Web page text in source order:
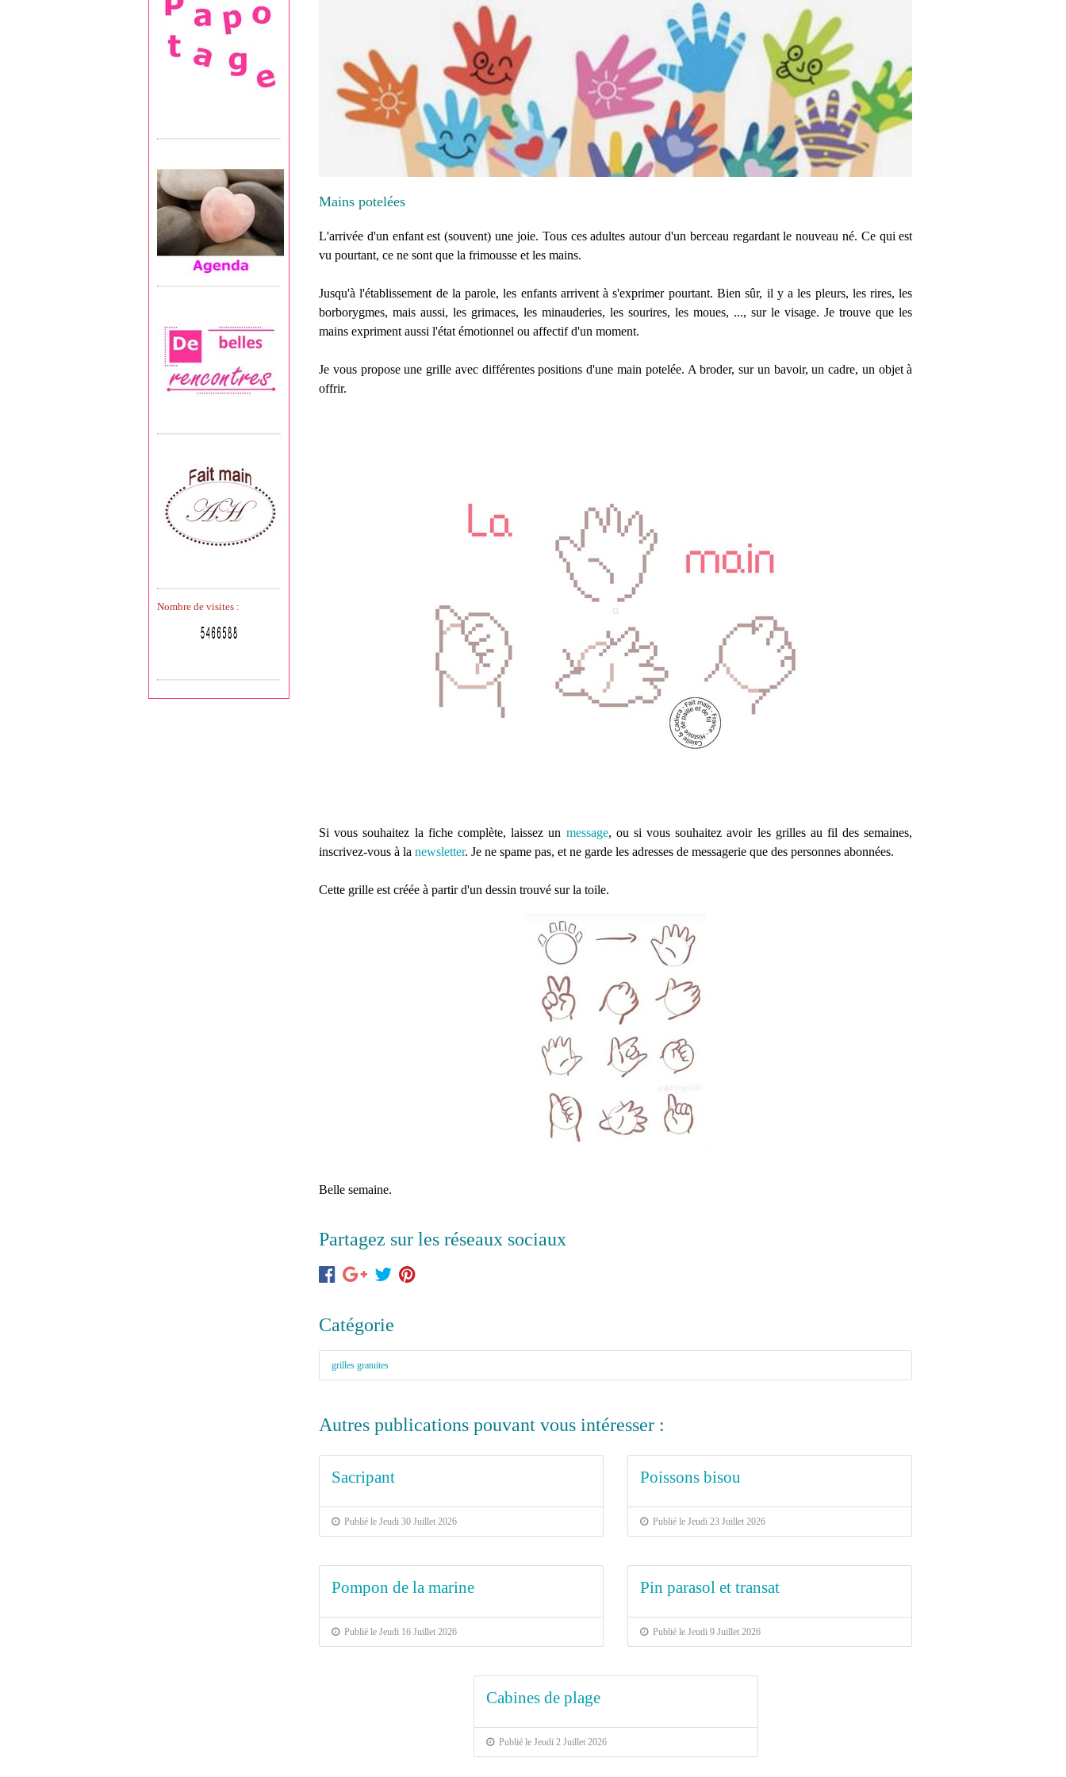
Nombre de visites :
Mains potelées
L'arrivée d'un enfant est (souvent) une joie. Tous ces adultes autour d'un berceau regardant le nouveau né. Ce qui est
vu pourtant, ce ne sont que la frimousse et les mains.
Jusqu'à l'établissement de la parole, les enfants arrivent à s'exprimer pourtant. Bien sûr, il y a les pleurs, les rires, les
borborygmes, mais aussi, les grimaces, les minauderies, les sourires, les moues, ..., sur le visage. Je trouve que les
mains expriment aussi l'état émotionnel ou affectif d'un moment.
Je vous propose une grille avec différentes positions d'une main potelée. A broder, sur un bavoir, un cadre, un objet à
offrir.
Si vous souhaitez la fiche complète, laissez un message, ou si vous souhaitez avoir les grilles au fil des semaines,
inscrivez-vous à lanewsletter. Je ne spame pas, et ne garde les adresses de messagerie que des personnes abonnées.
Cette grille est créée à partir d'un dessin trouvé sur la toile.
Belle semaine.
Partagez sur les réseaux sociaux
Catégorie
grilles gratuites
Autres publications pouvant vous intéresser :
Sacripant
Publié le Jeudi 30 Juillet 2026
Poissons bisou
Publié le Jeudi 23 Juillet 2026
Pompon de la marine
Publié le Jeudi 16 Juillet 2026
Pin parasol et transat
Publié le Jeudi 9 Juillet 2026
Cabines de plage
Publié le Jeudi 2 Juillet 2026